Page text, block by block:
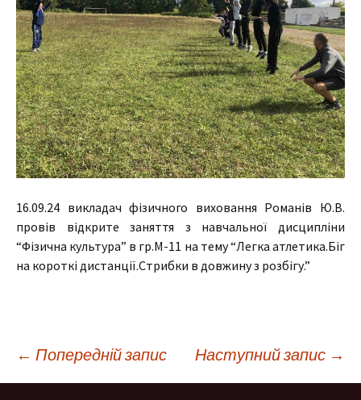
16.09.24 викладач фізичного виховання Романів Ю.В.
провів відкрите заняття з навчальної дисципліни
“Фізична культура” в гр.М-11 на тему “Легка атлетика.Біг
на короткі дистанції.Стрибки в довжину з розбігу.”
Навігація
← Попередній запис Наступний запис →